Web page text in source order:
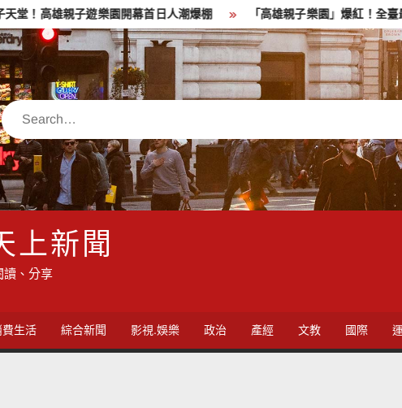
樂園開幕首日人潮爆棚 「高雄親子樂園」爆紅！全臺最大免費園區首
Search
上新聞
讀、分享
費生活 綜合新聞 影視.娛樂 政治 產經 文教 國際